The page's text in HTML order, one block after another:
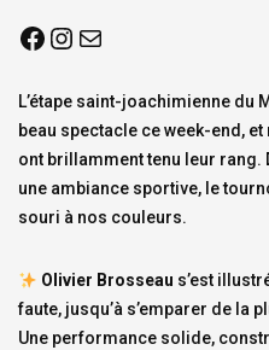
L’étape saint-joachimienne du
beau spectacle ce week-end,
ont brillamment tenu leur rang.
une ambiance sportive, le
souri à nos couleurs.
Olivier Brosseau s’est
faute, jusqu’à s’emparer de la
Une performance solide,